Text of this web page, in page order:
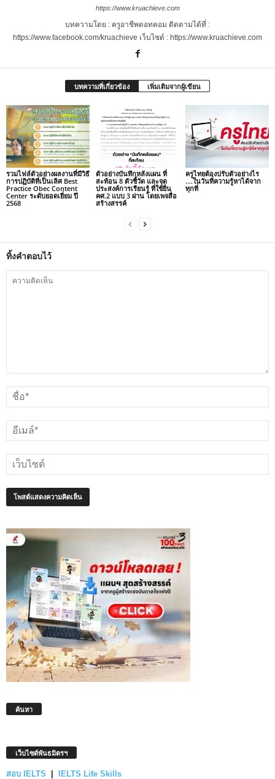
https://www.kruachieve.com
บทความโดย : ครูอาชีพดอทคอม ติดตามได้ที่ :
https://www.facebook.com/kruachieve เว็บไซต์ : https://www.kruachieve.com
บทความที่เกี่ยวข้อง เพิ่มเติมจากผู้เขียน
รวมไฟล์ตัวอย่างผลงานที่มีวิธี
การปฏิบัติที่เป็นเลิศ Best
Practice Obec Content
Center ระดับยอดเยี่ยม ปี
2568
ตัวอย่างบันทึกหลังแผน ที่
สะท้อน 8 ตัวชี้วัด และจุด
ประสงค์การเรียนรู้ ที่ใช้ยื่น
คศ.2 แบบ 3 ผ่าน โดยเพจสื่อ
สร้างสรรค์
ครูไทยต้องปรับตัวอย่างไร
….ในวันที่ความรู้หาได้จาก
ทุกที่
ทิ้งคำตอบไว้
ค้นหา
เว็บไซต์พันธมิตรฯ
สอบ IELTS | IELTS Life Skills